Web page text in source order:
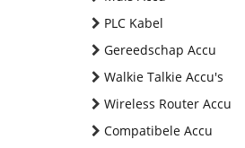
PLC Kabel
Gereedschap Accu
Walkie Talkie Accu's
Wireless Router Accu
Compatibele Accu